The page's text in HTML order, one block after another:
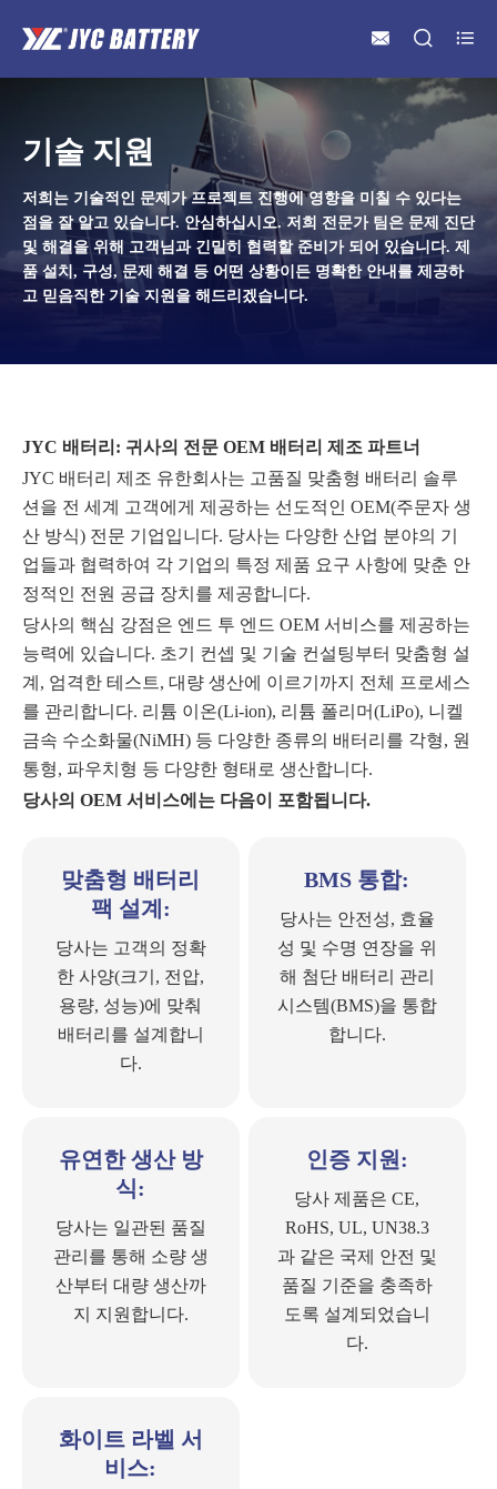
  
기술 지원
저희는 기술적인 문제가 프로젝트 진행에 영향을 미칠 수 있다는
점을 잘 알고 있습니다. 안심하십시오. 저희 전문가 팀은 문제 진단
및 해결을 위해 고객님과 긴밀히 협력할 준비가 되어 있습니다. 제
품 설치, 구성, 문제 해결 등 어떤 상황이든 명확한 안내를 제공하
고 믿음직한 기술 지원을 해드리겠습니다.
JYC 배터리: 귀사의 전문 OEM 배터리 제조 파트너
JYC 배터리 제조 유한회사는 고품질 맞춤형 배터리 솔루
션을 전 세계 고객에게 제공하는 선도적인 OEM(주문자 생
산 방식) 전문 기업입니다. 당사는 다양한 산업 분야의 기
업들과 협력하여 각 기업의 특정 제품 요구 사항에 맞춘 안
정적인 전원 공급 장치를 제공합니다.
당사의 핵심 강점은 엔드 투 엔드 OEM 서비스를 제공하는
능력에 있습니다. 초기 컨셉 및 기술 컨설팅부터 맞춤형 설
계, 엄격한 테스트, 대량 생산에 이르기까지 전체 프로세스
를 관리합니다. 리튬 이온(Li-ion), 리튬 폴리머(LiPo), 니켈
금속 수소화물(NiMH) 등 다양한 종류의 배터리를 각형, 원
통형, 파우치형 등 다양한 형태로 생산합니다.
당사의 OEM 서비스에는 다음이 포함됩니다.
맞춤형 배터리
팩 설계:
당사는 고객의 정확
한 사양(크기, 전압,
용량, 성능)에 맞춰
배터리를 설계합니
다.
BMS 통합:
당사는 안전성, 효율
성 및 수명 연장을 위
해 첨단 배터리 관리
시스템(BMS)을 통합
합니다.
유연한 생산 방
식:
당사는 일관된 품질
관리를 통해 소량 생
산부터 대량 생산까
지 지원합니다.
인증 지원:
당사 제품은 CE,
RoHS, UL, UN38.3
과 같은 국제 안전 및
품질 기준을 충족하
도록 설계되었습니
다.
화이트 라벨 서
비스: